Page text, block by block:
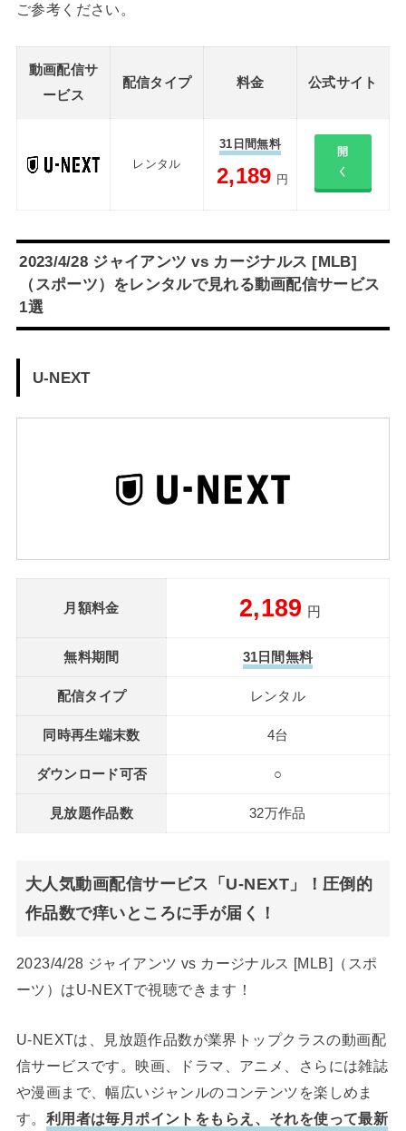
ご参考ください。
動画配信サ
ービス
配信タイプ 料金 公式サイト
レンタル
31日間無料
2,189 円
開
く
2023/4/28 ジャイアンツ vs カージナルス [MLB]
（スポーツ）をレンタルで見れる動画配信サービス
1選
U-NEXT
月額料金 2,189 円
無料期間 31日間無料
配信タイプ レンタル
同時再生端末数 4台
ダウンロード可否 ○
見放題作品数 32万作品
大人気動画配信サービス「U-NEXT」！圧倒的
作品数で痒いところに手が届く！
2023/4/28 ジャイアンツ vs カージナルス [MLB]（スポ
ーツ）はU-NEXTで視聴できます！
U-NEXTは、見放題作品数が業界トップクラスの動画配
信サービスです。映画、ドラマ、アニメ、さらには雑誌
や漫画まで、幅広いジャンルのコンテンツを楽しめま
す。 利用者は毎月ポイントをもらえ、それを使って最新